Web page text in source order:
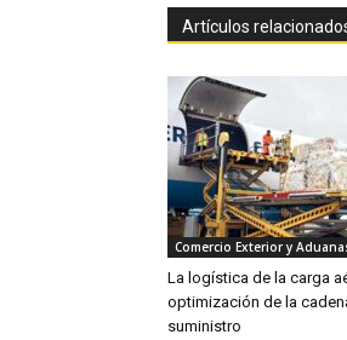
Artículos
Comercio Exterior y
La logística de la carga
optimización de la
suministro